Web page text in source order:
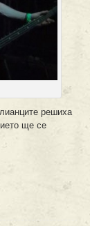
решиха
ще се